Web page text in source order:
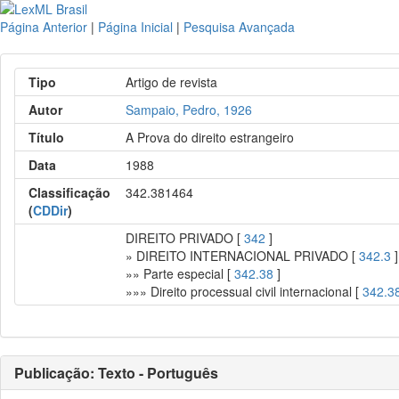
Página Anterior | Página Inicial | Pesquisa Avançada
Tipo
Artigo de revista
Autor
Sampaio, Pedro, 1926
Título
A Prova do direito estrangeiro
Data
1988
Classificação
(CDDir)
342.381464
DIREITO PRIVADO [342 ]
» DIREITO INTERNACIONAL PRIVADO [342.3 ]
»» Parte especial [342.38 ]
»»» Direito processual civil internacional [
Publicação: Texto - Português